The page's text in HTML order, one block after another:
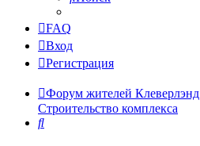
FAQ
Вход
Регистрация
Форум жителей Клеверлэнд
Строительство комплекса
Поиск